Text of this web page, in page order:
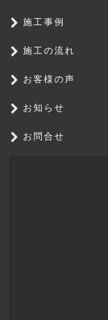
施工事例
施工の流れ
お客様の声
お知らせ
お問合せ